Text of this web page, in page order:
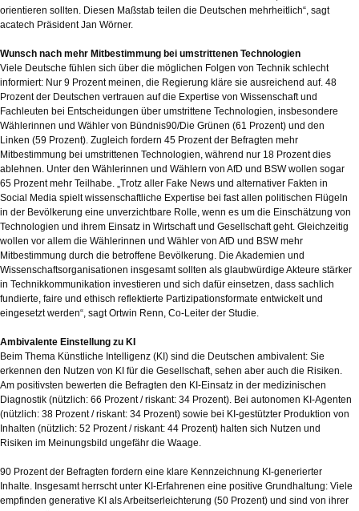
orientieren sollten. Diesen Maßstab teilen die Deutschen mehrheitlich“, sagt
acatech Präsident Jan Wörner.
Wunsch nach mehr Mitbestimmung bei umstrittenen Technologien
Viele Deutsche fühlen sich über die möglichen Folgen von Technik schlecht
informiert: Nur 9 Prozent meinen, die Regierung kläre sie ausreichend auf. 48
Prozent der Deutschen vertrauen auf die Expertise von Wissenschaft und
Fachleuten bei Entscheidungen über umstrittene Technologien, insbesondere
Wählerinnen und Wähler von Bündnis90/Die Grünen (61 Prozent) und den
Linken (59 Prozent). Zugleich fordern 45 Prozent der Befragten mehr
Mitbestimmung bei umstrittenen Technologien, während nur 18 Prozent dies
ablehnen. Unter den Wählerinnen und Wählern von AfD und BSW wollen sogar
65 Prozent mehr Teilhabe. „Trotz aller Fake News und alternativer Fakten in
Social Media spielt wissenschaftliche Expertise bei fast allen politischen Flügeln
in der Bevölkerung eine unverzichtbare Rolle, wenn es um die Einschätzung von
Technologien und ihrem Einsatz in Wirtschaft und Gesellschaft geht. Gleichzeitig
wollen vor allem die Wählerinnen und Wähler von AfD und BSW mehr
Mitbestimmung durch die betroffene Bevölkerung. Die Akademien und
Wissenschaftsorganisationen insgesamt sollten als glaubwürdige Akteure stärker
in Technikkommunikation investieren und sich dafür einsetzen, dass sachlich
fundierte, faire und ethisch reflektierte Partizipationsformate entwickelt und
eingesetzt werden“, sagt Ortwin Renn, Co-Leiter der Studie.
Ambivalente Einstellung zu KI
Beim Thema Künstliche Intelligenz (KI) sind die Deutschen ambivalent: Sie
erkennen den Nutzen von KI für die Gesellschaft, sehen aber auch die Risiken.
Am positivsten bewerten die Befragten den KI-Einsatz in der medizinischen
Diagnostik (nützlich: 66 Prozent / riskant: 34 Prozent). Bei autonomen KI-Agenten
(nützlich: 38 Prozent / riskant: 34 Prozent) sowie bei KI-gestützter Produktion von
Inhalten (nützlich: 52 Prozent / riskant: 44 Prozent) halten sich Nutzen und
Risiken im Meinungsbild ungefähr die Waage.
90 Prozent der Befragten fordern eine klare Kennzeichnung KI-generierter
Inhalte. Insgesamt herrscht unter KI-Erfahrenen eine positive Grundhaltung: Viele
empfinden generative KI als Arbeitserleichterung (50 Prozent) und sind von ihrer